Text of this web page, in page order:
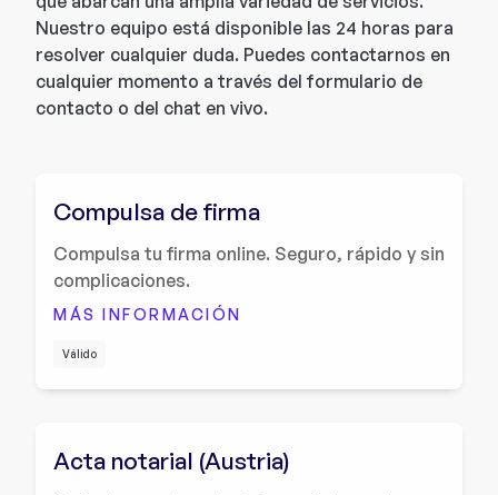
Nuestro equipo está disponible las 24 horas para
resolver cualquier duda. Puedes contactarnos en
cualquier momento a través del formulario de
contacto o del chat en vivo.
Válido
Compulsa de firma
Compulsa tu firma online. Seguro, rápido y sin
complicaciones.
MÁS INFORMACIÓN
Acta notarial (Austria)